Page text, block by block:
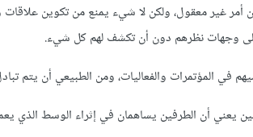
أمر غير معقول، ولكن لا شيء يمنع من تكوين
وجهات نظرهم دون أن تكشف لهم كل شيء.
في المؤتمرات والفعاليات، ومن الطبيعي أن يتم
يعني أن الطرفين يساهمان في إثراء الوسط الذي